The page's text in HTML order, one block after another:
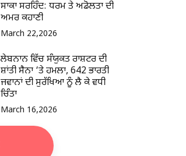
ਸਾਕਾ ਸਰਹਿੰਦ: ਧਰਮ ਤੇ ਅਡੋਲਤਾ ਦੀ
ਅਮਰ ਕਹਾਣੀ
March 22,2026
ਲੇਬਨਾਨ ਵਿੱਚ ਸੰਯੁਕਤ ਰਾਸ਼ਟਰ ਦੀ
ਸ਼ਾਂਤੀ ਸੈਨਾ ‘ਤੇ ਹਮਲਾ, 642 ਭਾਰਤੀ
ਜਵਾਨਾਂ ਦੀ ਸੁਰੱਖਿਆ ਨੂੰ ਲੈ ਕੇ ਵਧੀ
ਚਿੰਤਾ
March 16,2026